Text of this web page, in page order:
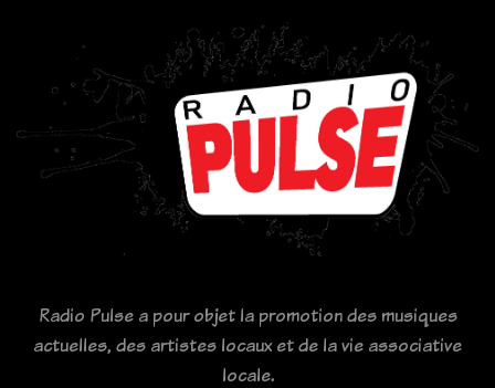
Radio Pulse a pour objet la promotion des musiques
actuelles, des artistes locaux et de la vie associative
locale.